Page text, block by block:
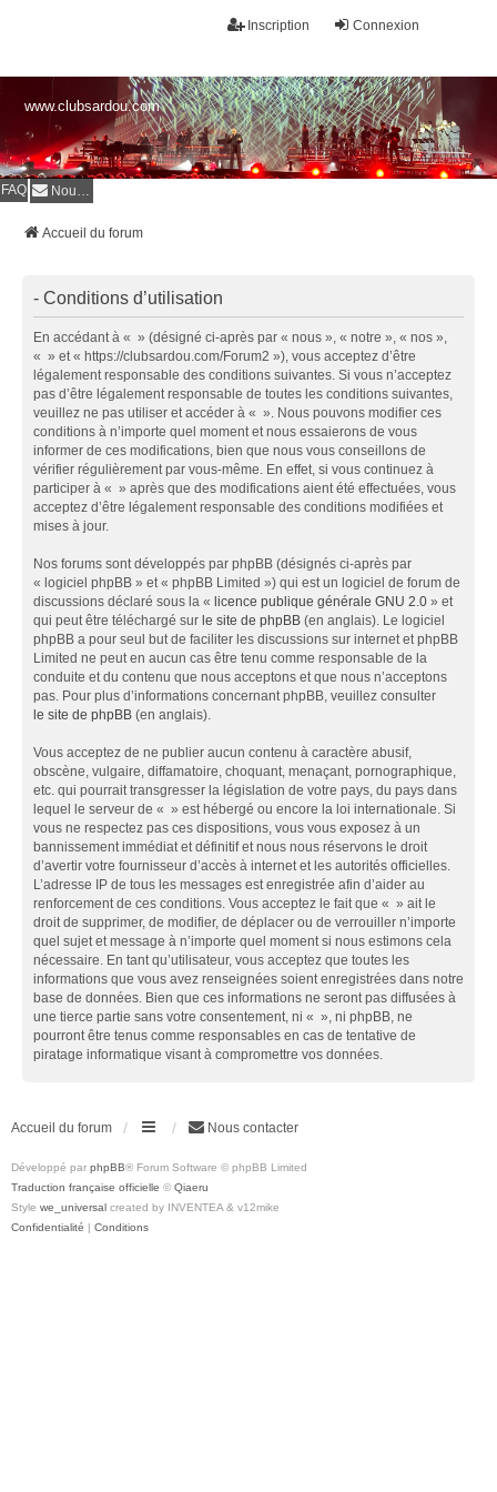
Connexion
Inscription
www.clubsardou.com
FAQ Nous contacter
Accueil du forum
- Conditions d’utilisation
En accédant à « » (désigné ci-après par « nous », « notre », « nos »,
« » et « https://clubsardou.com/Forum2 »), vous acceptez d’être
légalement responsable des conditions suivantes. Si vous n’acceptez
pas d’être légalement responsable de toutes les conditions suivantes,
veuillez ne pas utiliser et accéder à « ». Nous pouvons modifier ces
conditions à n’importe quel moment et nous essaierons de vous
informer de ces modifications, bien que nous vous conseillons de
vérifier régulièrement par vous-même. En effet, si vous continuez à
participer à « » après que des modifications aient été effectuées, vous
acceptez d’être légalement responsable des conditions modifiées et
mises à jour.
Nos forums sont développés par phpBB (désignés ci-après par
« logiciel phpBB » et « phpBB Limited ») qui est un logiciel de forum de
discussions déclaré sous la « licence publique générale GNU 2.0 » et
qui peut être téléchargé sur le site de phpBB (en anglais). Le logiciel
phpBB a pour seul but de faciliter les discussions sur internet et phpBB
Limited ne peut en aucun cas être tenu comme responsable de la
conduite et du contenu que nous acceptons et que nous n’acceptons
pas. Pour plus d’informations concernant phpBB, veuillez consulter
le site de phpBB (en anglais).
Vous acceptez de ne publier aucun contenu à caractère abusif,
obscène, vulgaire, diffamatoire, choquant, menaçant, pornographique,
etc. qui pourrait transgresser la législation de votre pays, du pays dans
lequel le serveur de « » est hébergé ou encore la loi internationale. Si
vous ne respectez pas ces dispositions, vous vous exposez à un
bannissement immédiat et définitif et nous nous réservons le droit
d’avertir votre fournisseur d’accès à internet et les autorités officielles.
L’adresse IP de tous les messages est enregistrée afin d’aider au
renforcement de ces conditions. Vous acceptez le fait que « » ait le
droit de supprimer, de modifier, de déplacer ou de verrouiller n’importe
quel sujet et message à n’importe quel moment si nous estimons cela
nécessaire. En tant qu’utilisateur, vous acceptez que toutes les
informations que vous avez renseignées soient enregistrées dans notre
base de données. Bien que ces informations ne seront pas diffusées à
une tierce partie sans votre consentement, ni « », ni phpBB, ne
pourront être tenus comme responsables en cas de tentative de
piratage informatique visant à compromettre vos données.
Accueil du forum Nous contacter
Développé par phpBB® Forum Software © phpBB Limited
Traduction française officielle © Qiaeru
Style we_universal created by INVENTEA & v12mike
Confidentialité | Conditions